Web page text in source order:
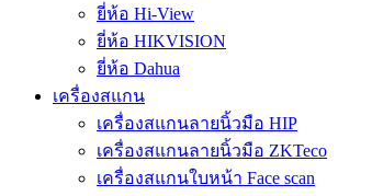
ยี่ห้อ Hi-View
ยี่ห้อ HIKVISION
ยี่ห้อ Dahua
เครื่องสแกน
เครื่องสแกนลายนิ้วมือ HIP
เครื่องสแกนลายนิ้วมือ ZKTeco
เครื่องสแกนใบหน้า Face scan